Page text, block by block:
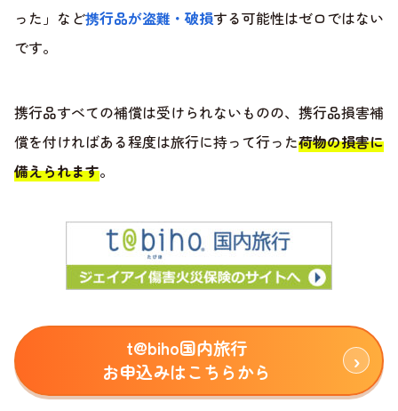
った」など携行品が盗難・破損する可能性はゼロではない
です。
携行品すべての補償は受けられないものの、携行品損害補
償を付ければある程度は旅行に持って行った荷物の損害に
備えられます。
t@biho国内旅行
お申込みはこちらから